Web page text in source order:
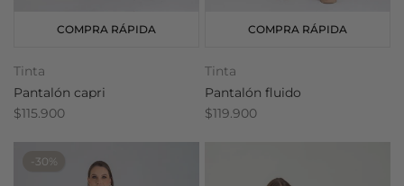
COMPRA RÁPIDA
Tinta
Pantalón capri
$115.900
COMPRA RÁPIDA
Tinta
Pantalón fluido
$119.900
-30%